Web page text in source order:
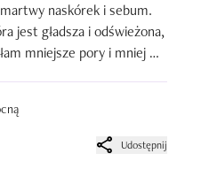
naskórek i sebum.
jest gładsza i odświeżona,
mniejsze pory i mniej
kawitacyjny,
liftingu. Skutecznie usuwa
serum. Regularne
Udostępnij